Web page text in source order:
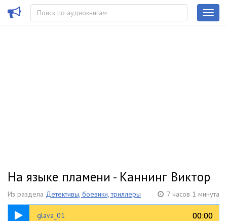
На языке пламени - Каннинг Виктор
Из раздела Детективы, боевики, триллеры 7 часов 1 минута
glava_01 00:00
00:00
20:39